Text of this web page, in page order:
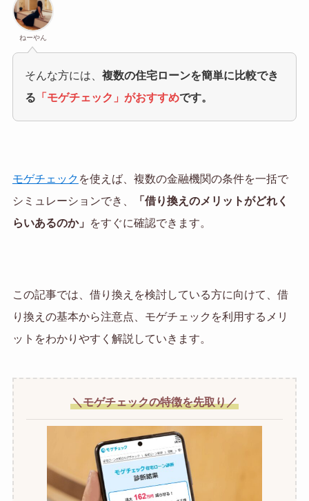
ねーやん
そんな方には、 複数の住宅ローンを簡単に比較でき
る 「モゲチェック」がおすすめです。
モゲチェック を使えば、複数の金融機関の条件を一括で
シミュレーションでき、
「借り換えのメリットがどれく
らいあるのか」
をすぐに確認できます。
この記事では、借り換えを検討している方に向けて、借
り換えの基本から注意点、モゲチェックを利用するメリ
ットをわかりやすく解説していきます。
＼モゲチェックの特徴を先取り／